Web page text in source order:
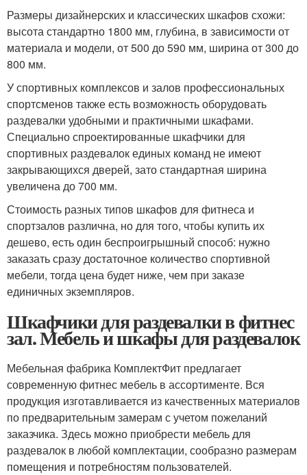
Размеры дизайнерских и классических шкафов схожи:
высота стандартно 1800 мм, глубина, в зависимости от
материала и модели, от 500 до 590 мм, ширина от 300 до
800 мм.
У спортивных комплексов и залов профессиональных
спортсменов также есть возможность оборудовать
раздевалки удобными и практичными шкафами.
Специально спроектированные шкафчики для
спортивных раздевалок единых команд не имеют
закрывающихся дверей, зато стандартная ширина
увеличена до 700 мм.
Стоимость разных типов шкафов для фитнеса и
спортзалов различна, но для того, чтобы купить их
дешево, есть один беспроигрышный способ: нужно
заказать сразу достаточное количество спортивной
мебели, тогда цена будет ниже, чем при заказе
единичных экземпляров.
Шкафчики для раздевалки в фитнес
зал. Мебель и шкафы для раздевалок
Мебельная фабрика КомплектФит предлагает
современную фитнес мебель в ассортименте. Вся
продукция изготавливается из качественных материалов
по предварительным замерам с учетом пожеланий
заказчика. Здесь можно приобрести мебель для
раздевалок в любой комплектации, сообразно размерам
помещения и потребностям пользователей.